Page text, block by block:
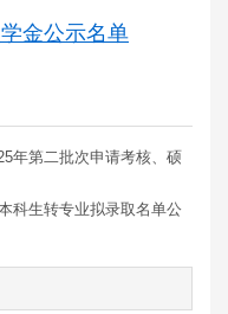
金公示名单
年第二批次申请考核、硕
科生转专业拟录取名单公